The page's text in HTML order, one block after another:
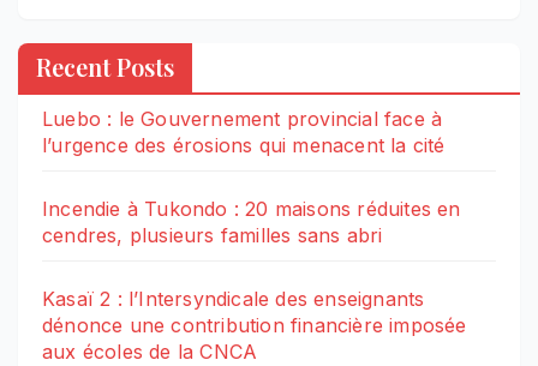
Recent Posts
Luebo : le Gouvernement provincial face à
l’urgence des érosions qui menacent la cité
Incendie à Tukondo : 20 maisons réduites en
cendres, plusieurs familles sans abri
Kasaï 2 : l’Intersyndicale des enseignants
dénonce une contribution financière imposée
aux écoles de la CNCA